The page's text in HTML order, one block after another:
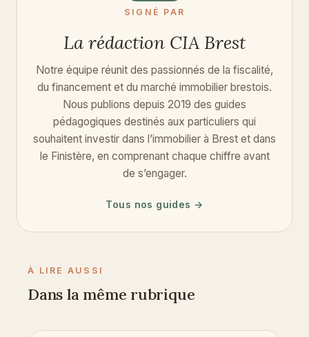
SIGNÉ PAR
La rédaction CIA Brest
Notre équipe réunit des passionnés de la fiscalité,
du financement et du marché immobilier brestois.
Nous publions depuis 2019 des guides
pédagogiques destinés aux particuliers qui
souhaitent investir dans l’immobilier à Brest et dans
le Finistère, en comprenant chaque chiffre avant
de s’engager.
Tous nos guides →
À LIRE AUSSI
Dans la même rubrique